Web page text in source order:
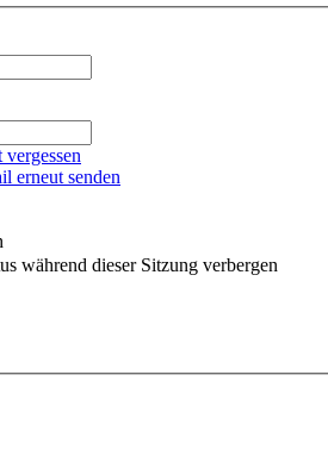
erneut senden
während dieser Sitzung verbergen